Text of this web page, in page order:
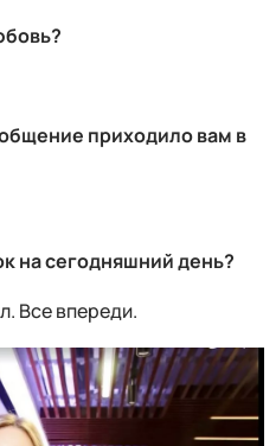
приходило вам в
на сегодняшний день?
Все впереди.